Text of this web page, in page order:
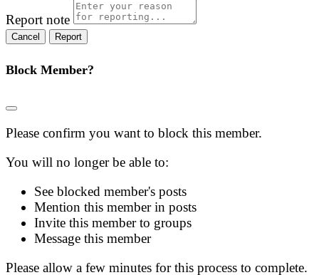
Report note
Report
Block Member?
Please confirm you want to block this member.
You will no longer be able to:
See blocked member's posts
Mention this member in posts
Invite this member to groups
Message this member
Please allow a few minutes for this process to complete.